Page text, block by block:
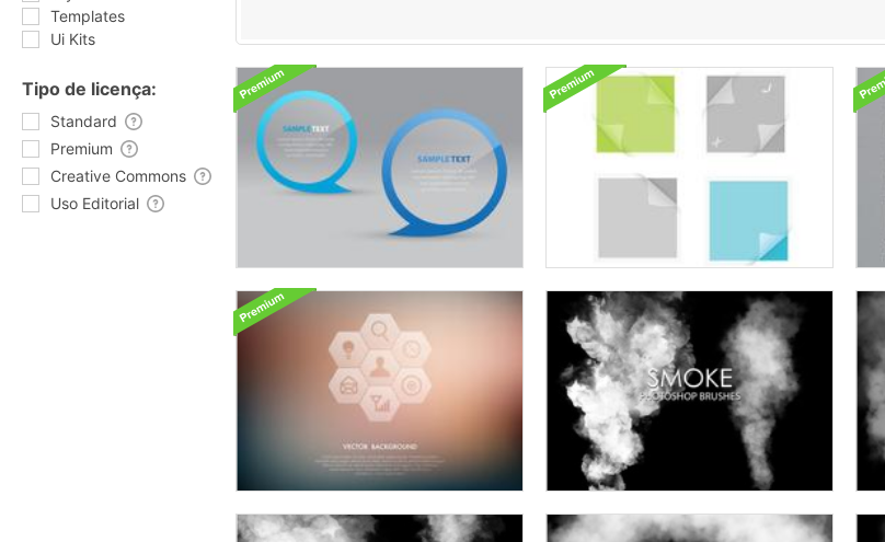
Templates
Ui Kits
Tipo de licença:
Standard
Premium
Creative Commons
Uso Editorial